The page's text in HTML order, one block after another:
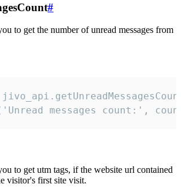
#
to get the number of unread messages from
messages count:',
to get utm tags, if the website url contained
visitor's first site visit.